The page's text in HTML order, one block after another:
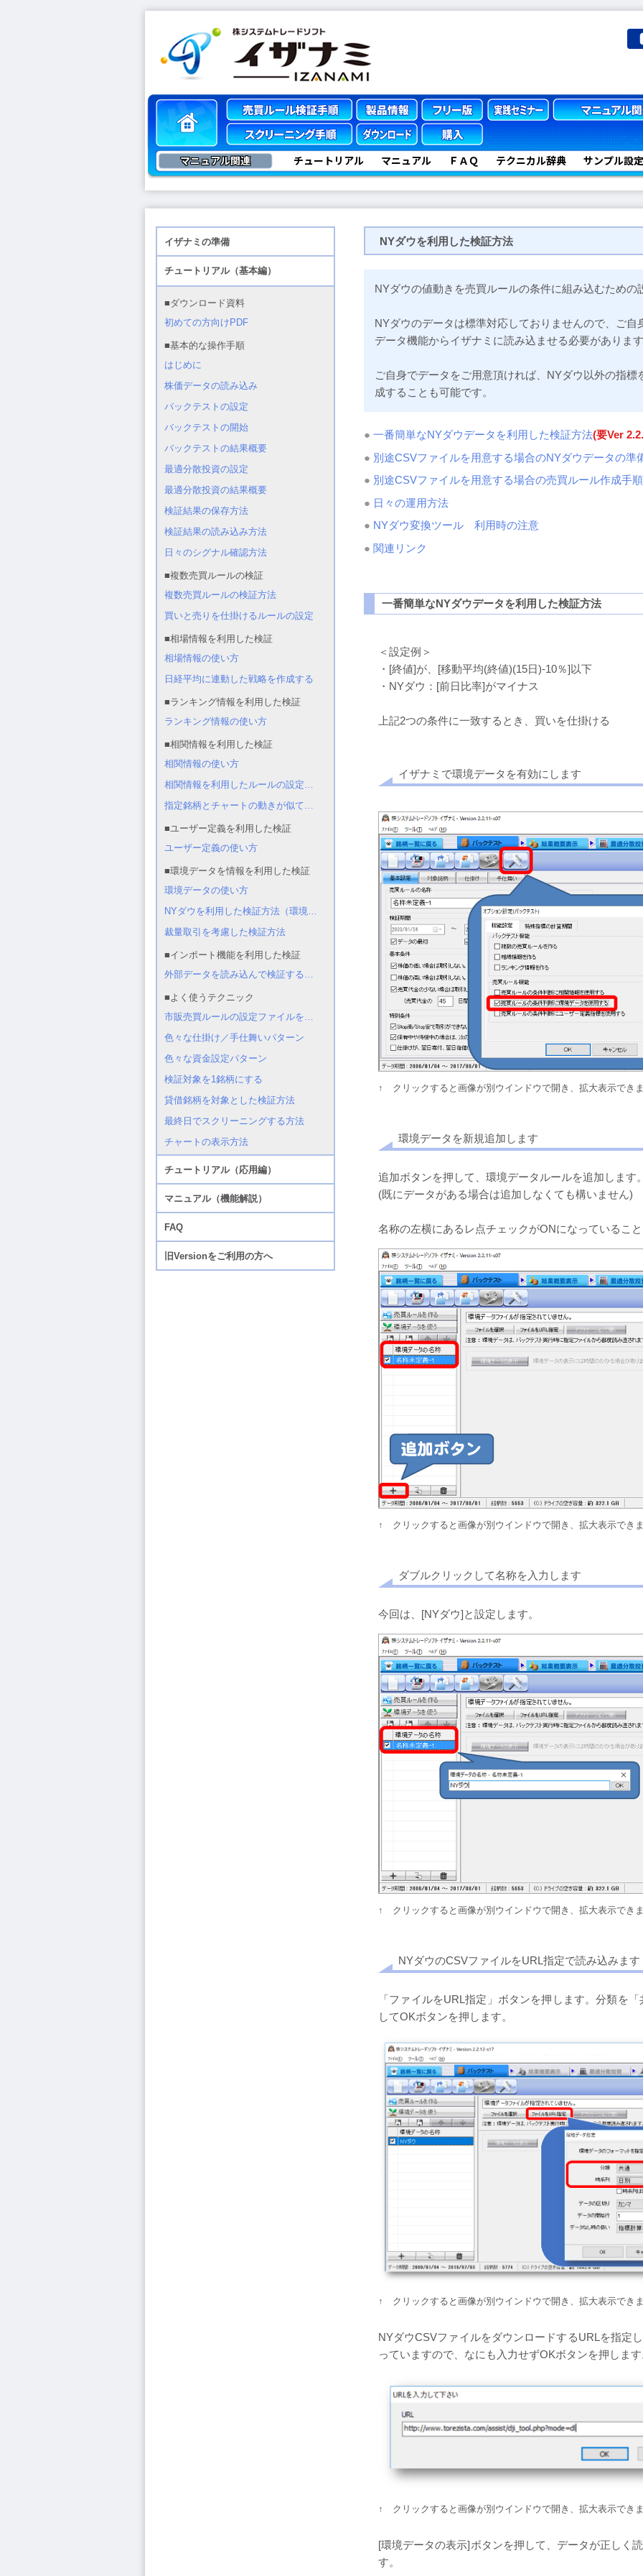
マニュアル関連 チュートリアル マニュアル ＦＡＱ テクニカル辞典 サンプル設定
NYダウを利用した検証方法
NYダウの値動きを売買ルールの条件に組み込むための
NYダウのデータは標準対応しておりませんので、ご自
データ機能からイザナミに読み込ませる必要がありま
ご自身でデータをご用意頂ければ、NYダウ以外の指標
成することも可能です。
● 一番簡単なNYダウデータを利用した検証方法(要Ver
● 別途CSVファイルを用意する場合のNYダウデータの準
● 別途CSVファイルを用意する場合の売買ルール作成手順
● 日々の運用方法
● NYダウ変換ツール 利用時の注意
● 関連リンク
一番簡単なNYダウデータを利用した検証方法
＜設定例＞
・[終値]が、[移動平均(終値)(15日)-10％]以下
・NYダウ：[前日比率]がマイナス
上記2つの条件に一致するとき、買いを仕掛ける
イザナミで環境データを有効にします
↑ クリックすると画像が別ウインドウで開き、拡大表示でき
環境データを新規追加します
追加ボタンを押して、環境データルールを追加します
(既にデータがある場合は追加しなくても構いません)
名称の左横にあるレ点チェックがONになっているこ
↑ クリックすると画像が別ウインドウで開き、拡大表示でき
ダブルクリックして名称を入力します
今回は、[NYダウ]と設定します。
↑ クリックすると画像が別ウインドウで開き、拡大表示でき
NYダウのCSVファイルをURL指定で読み込みます
「ファイルをURL指定」ボタンを押します。分類を
してOKボタンを押します。
↑ クリックすると画像が別ウインドウで開き、拡大表示でき
NYダウCSVファイルをダウンロードするURLを指定
っていますので、なにも入力せずOKボタンを押しま
↑ クリックすると画像が別ウインドウで開き、拡大表示でき
[環境データの表示]ボタンを押して、データが正しく
す。